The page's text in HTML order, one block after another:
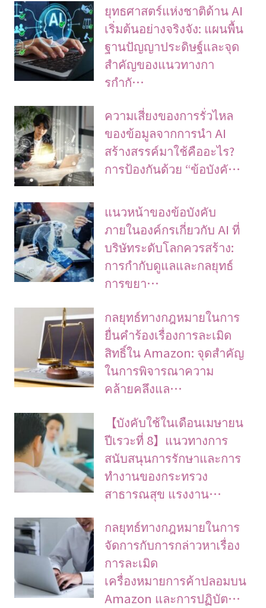
ยุทธศาสตร์แห่งชาติด้าน AI
เริ่มต้นอย่างจริงจัง: แผนพื้น
ฐานปัญญาประดิษฐ์และจุด
สำคัญของแนวทางกา
รกำกั…
ความเสี่ยงของการรั่วไหล
ของข้อมูลจากการนำ AI
สร้างสรรค์มาใช้คืออะไร?
การป้องกันด้วย “ข้อบังคั…
แนวหน้าของข้อบังคับ
ภายในองค์กรเกี่ยวกับ AI ที่
บริษัทระดับโลกควรสร้าง:
การกำกับดูแลและกลยุทธ์
การขยา…
กลยุทธ์ทางกฎหมายในการ
ยื่นคำร้องเรื่องการละเมิด
สิทธิ์ใน Amazon: จุดสำคัญ
ในการพิจารณาความ
คล้ายคลึงแล…
【บังคับใช้ในเดือนเมษายน
ปีเรวะที่ 8】แนวทางการ
สนับสนุนการรักษาและการ
ทำงานของกระทรวง
สาธารณสุข แรงงาน…
กลยุทธ์ทางกฎหมายในการ
จัดการกับการกล่าวหาเรื่อง
การละเมิด
เครื่องหมายการค้าปลอมบน
Amazon และการปฏิบัต…